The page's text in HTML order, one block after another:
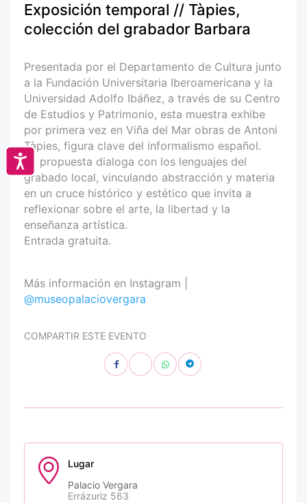
Accesibilidad
Exposición temporal // Tàpies,
colección del grabador Barbara
Presentada por el Departamento de Cultura junto
a la Fundación Universitaria Iberoamericana y la
Universidad Adolfo Ibáñez, a través de su Centro
de Estudios y Patrimonio, esta muestra exhibe
por primera vez en Viña del Mar obras de Antoni
Tàpies, figura clave del informalismo español.
La propuesta dialoga con los lenguajes del
grabado local, vinculando abstracción y materia
en un cruce histórico y estético que invita a
reflexionar sobre el arte, la libertad y la
enseñanza artística.
Entrada gratuita.
Más información en Instagram |
@museopalaciovergara
COMPARTIR ESTE EVENTO
Lugar
Palacio Vergara
Errázuriz 563